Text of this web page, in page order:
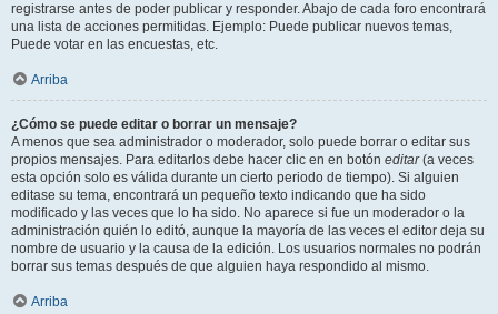
registrarse antes de poder publicar y responder. Abajo de cada foro encontrará
una lista de acciones permitidas. Ejemplo: Puede publicar nuevos temas,
Puede votar en las encuestas, etc.
Arriba
¿Cómo se puede editar o borrar un mensaje?
A menos que sea administrador o moderador, solo puede borrar o editar sus
propios mensajes. Para editarlos debe hacer clic en en botón editar(a veces
esta opción solo es válida durante un cierto periodo de tiempo). Si alguien
editase su tema, encontrará un pequeño texto indicando que ha sido
modificado y las veces que lo ha sido. No aparece si fue un moderador o la
administración quién lo editó, aunque la mayoría de las veces el editor deja su
nombre de usuario y la causa de la edición. Los usuarios normales no podrán
borrar sus temas después de que alguien haya respondido al mismo.
Arriba